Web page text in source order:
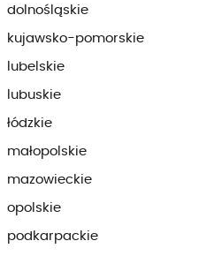
dolnośląskie
kujawsko-pomorskie
lubelskie
lubuskie
łódzkie
małopolskie
mazowieckie
opolskie
podkarpackie